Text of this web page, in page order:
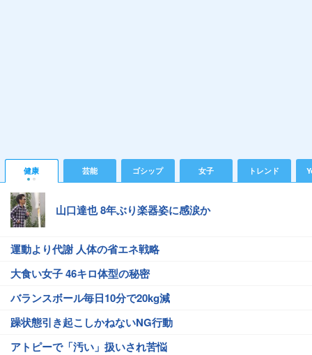
健康 芸能 ゴシップ 女子 トレンド
山口達也 8年ぶり楽器姿に感涙か
運動より代謝 人体の省エネ戦略
大食い女子 46キロ体型の秘密
バランスボール毎日10分で20kg減
躁状態引き起こしかねないNG行動
アトピーで「汚い」扱いされ苦悩